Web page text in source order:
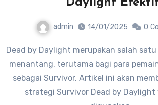
Daylight
admin 14/01/2025 0
Dead by Daylight merupakan salah satu permainan yang
menantang, terutama bagi para
sebagai Survivor. Artikel ini akan
strategi Survivor Dead by Daylight